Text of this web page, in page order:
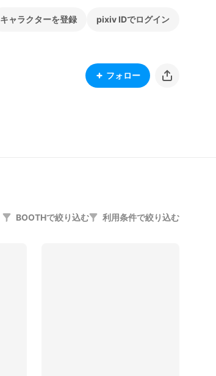
キャラクターを登録 pixiv IDでログイン
フォロー
BOOTHで絞り込む 利用条件で絞り込む